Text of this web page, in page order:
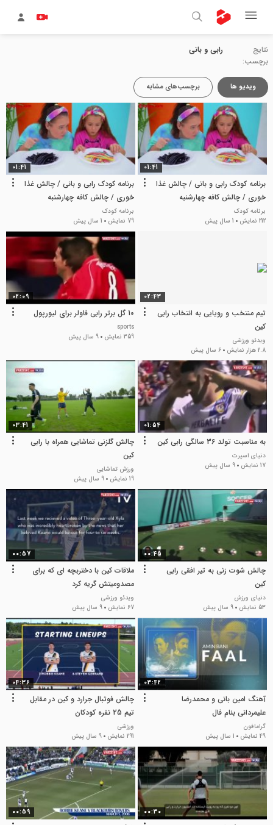
نتایج
برچسب:
رابی و بانی
ویدیو ها برچسب‌های مشابه
01:41
برنامه کودک رابی و بانی / چالش غذا
خوری / چالش کافه چهارشنبه
برنامه کودک
212 نمایش
1 سال پیش
01:41
برنامه کودک رابی و بانی / چالش غذا
خوری / چالش کافه چهارشنبه
برنامه کودک
79 نمایش
1 سال پیش
02:43
تیم منتخب و رویایی به انتخاب رابی
کین
ویدئو ورزشی
2.8 هزار نمایش
6 سال پیش
02:09
10 گل برتر رابی فاولر برای لیورپول
sports
359 نمایش
9 سال پیش
01:54
به مناسبت تولد 36 سالگی رابی کین
دنیای اسپرت
17 نمایش
9 سال پیش
03:41
چالش گلزنی تماشایی همراه با رابی
کین
ورزش تماشایی
19 نمایش
9 سال پیش
00:45
چالش شوت زنی به تیر افقی رابی
کین
دنیای ورزش
53 نمایش
9 سال پیش
00:57
ملاقات کین با دختربچه ای که برای
مصدومیتش گریه کرد
ویدئو ورزشی
67 نمایش
9 سال پیش
03:42
آهنگ امین بانی و محمدرضا
علیمردانی بنام فال
گرامافون
49 نمایش
1 سال پیش
04:36
چالش فوتبال جرارد و کین در مقابل
تیم 25 نفره کودکان
ورزشی
291 نمایش
9 سال پیش
00:30
00:59